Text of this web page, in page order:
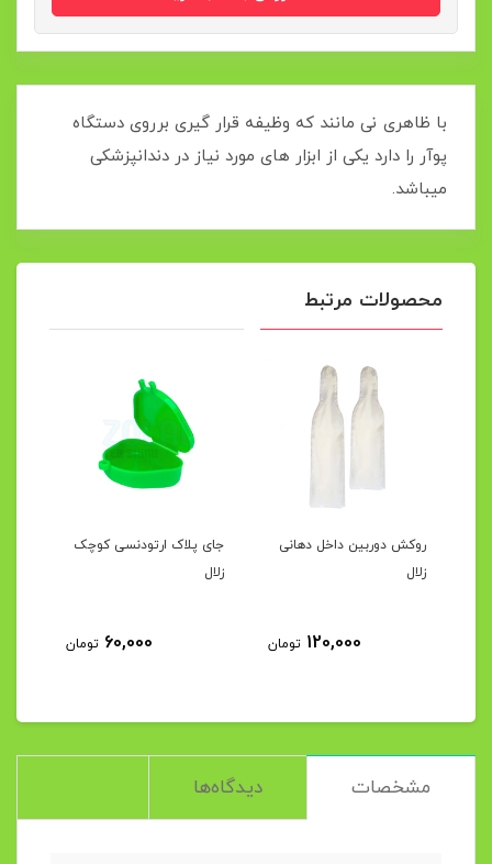
با ظاهری نی مانند که وظیفه قرار گیری برروی دستگاه
پوآر را دارد یکی از ابزار های مورد نیاز در دندانپزشکی
میباشد.
محصولات مرتبط
روکش دوربین داخل دهانی
زلال
120,000 تومان
جای پلاک ارتودنسی کوچک
زلال
60,000 تومان
مشخصات دیدگاه‌ها